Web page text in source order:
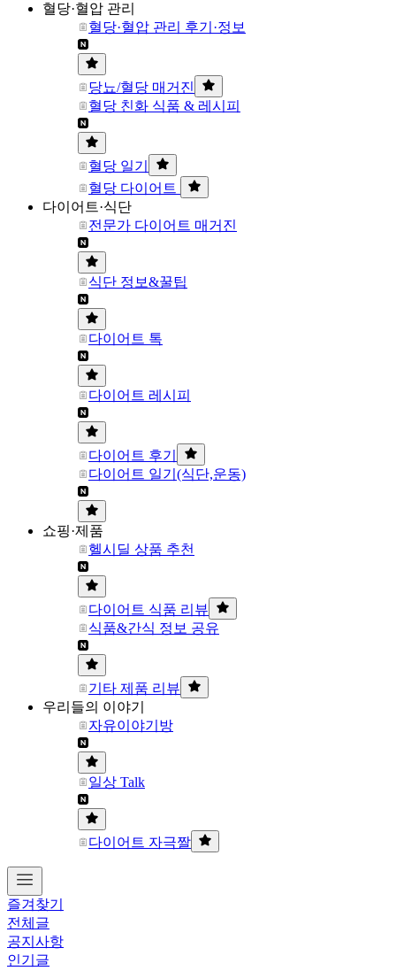
혈당·혈압 관리
혈당·혈압 관리 후기·정보
당뇨/혈당 매거진
혈당 친화 식품 & 레시피
혈당 일기
혈당 다이어트
다이어트·식단
전문가 다이어트 매거진
식단 정보&꿀팁
다이어트 톡
다이어트 레시피
다이어트 후기
다이어트 일기(식단,운동)
쇼핑·제품
헬시딜 상품 추천
다이어트 식품 리뷰
식품&간식 정보 공유
기타 제품 리뷰
우리들의 이야기
자유이야기방
일상 Talk
다이어트 자극짤
즐겨찾기
전체글
공지사항
인기글